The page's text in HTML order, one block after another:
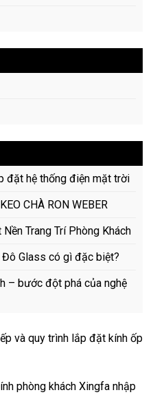
đặt hệ thống điện mặt trời
CHÀ RON WEBER
Trang Trí Phòng Khách
Glass có gì đặc biệt?
– bước đột phá của nghệ
và quy trình lắp đặt kính ốp
phòng khách Xingfa nhập